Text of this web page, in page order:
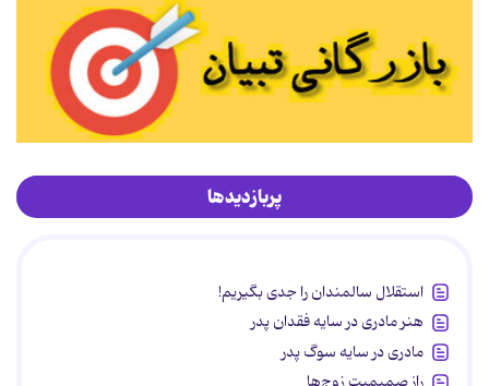
پربازدیدها
استقلال سالمندان را جدی بگیریم!
هنر مادری در سایه‌ فقدان پدر
مادری در سایه سوگ پدر